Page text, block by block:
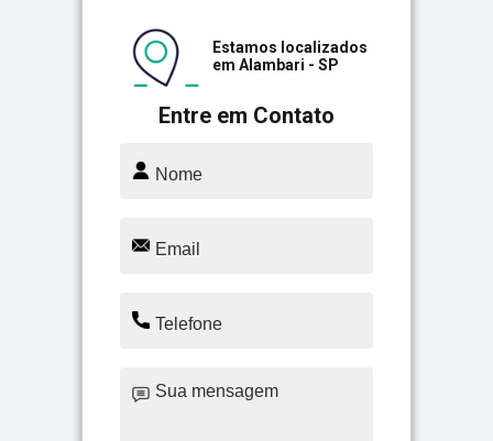
Entre em Contato
Estamos localizados
em Alambari - SP